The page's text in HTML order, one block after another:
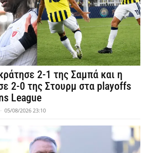
2-1 της Σαμπά και η
2-0 της Στουρμ στα playoffs
League
- 05/08/2026 23:10